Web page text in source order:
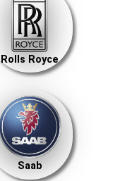
Rolls Royce
Saab